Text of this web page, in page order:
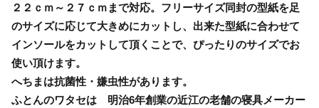
２２ｃｍ～２７ｃｍまで対応。フリーサイズ同封の型紙を足
のサイズに応じて大きめにカットし、出来た型紙に合わせて
インソールをカットして頂くことで、ぴったりのサイズでお
使い頂けます。
へちまは抗菌性・嫌虫性があります。
ふとんのワタセは 明治6年創業の近江の老舗の寝具メーカー